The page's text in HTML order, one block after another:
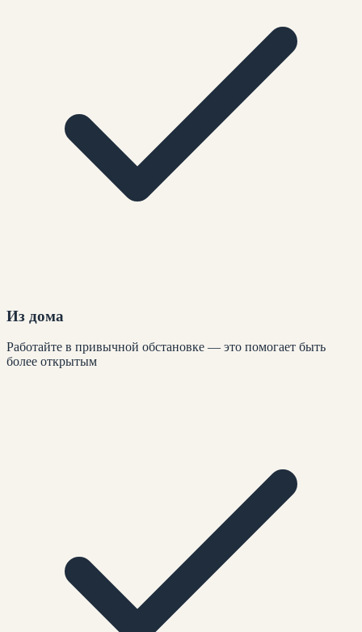
Из дома
Работайте в привычной обстановке — это помогает быть
более открытым